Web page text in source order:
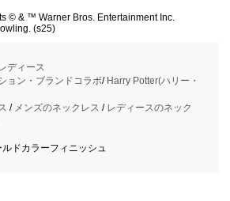
© & ™ Warner Bros. Entertainment Inc.
(s25)
レディース
ョン・ブランドコラボ/ Harry Potter(ハリー・
/ メンズのネックレス / レディースのネック
ドカラーフィニッシュ